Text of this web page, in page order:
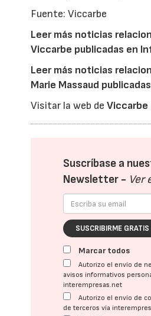
Fuente: Viccarbe
Leer más noticias
Viccarbe publicadas en
Leer más noticias
Marie Massaud
Visitar la web deViccarbe
Suscríbase a
Newsletter - Ver
SUSCRIBIRME GRATIS
Marcar todos
Autorizo el envío de
avisos informativos
interempresas.net
Autorizo el envío de
de terceros vía